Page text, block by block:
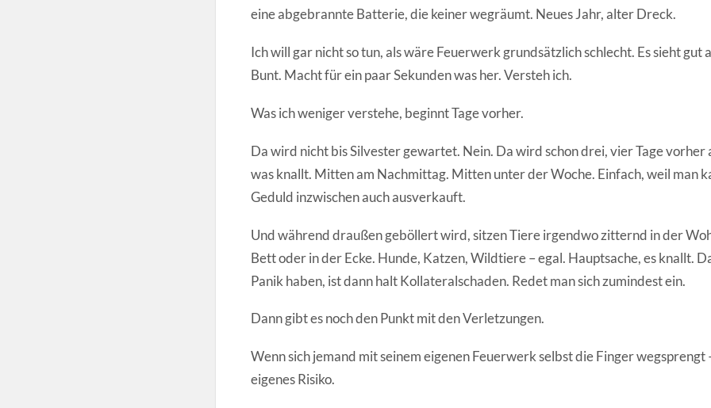
eine abgebrannte Batterie, die keiner wegräumt. Neues Jahr, alter Dreck.
Ich will gar nicht so tun, als wäre Feuerwerk grundsätzlich schlecht. Es sieht gut
Bunt. Macht für ein paar Sekunden was her. Versteh ich.
Was ich weniger verstehe, beginnt Tage vorher.
Da wird nicht bis Silvester gewartet. Nein. Da wird schon drei, vier Tage vorher
was knallt. Mitten am Nachmittag. Mitten unter der Woche. Einfach, weil man
Geduld inzwischen auch ausverkauft.
Und während draußen geböllert wird, sitzen Tiere irgendwo zitternd in der
Bett oder in der Ecke. Hunde, Katzen, Wildtiere – egal. Hauptsache, es knallt.
Panik haben, ist dann halt Kollateralschaden. Redet man sich zumindest ein.
Dann gibt es noch den Punkt mit den Verletzungen.
Wenn sich jemand mit seinem eigenen Feuerwerk selbst die Finger wegsprengt
eigenes Risiko.